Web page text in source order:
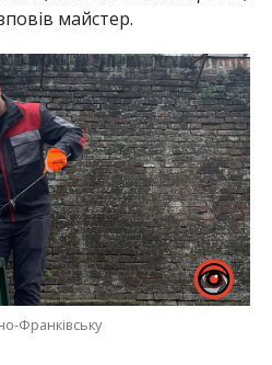
майстер.
Франківську